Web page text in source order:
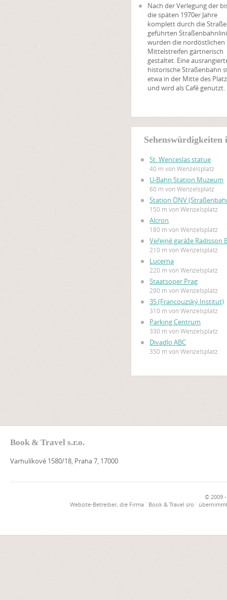
Nach der Verlegung der
die späten 1970er Jahre
komplett durch die Straße
geführten
wurden die nordöstlichen
Mittelstreifen gärtnerisch
gestaltet. Eine
historische Straßenbahn
etwa in der Mitte des
und wird als Café genutzt.
Sehenswürdigkeiten
St. Wenceslas statue
40 m von Wenzelsplatz
U-Bahn Station Muzeum
60 m von Wenzelsplatz
Station ÖNV
150 m von Wenzelsplatz
Alcron
180 m von Wenzelsplatz
Veřejné garáže Radisson
210 m von Wenzelsplatz
Lucerna
220 m von Wenzelsplatz
Staatsoper Prag
290 m von Wenzelsplatz
35 (Francouzský Institut)
310 m von Wenzelsplatz
Parking Centrum
330 m von Wenzelsplatz
Divadlo ABC
350 m von Wenzelsplatz
Book & Travel s.r.o.
Varhulíkové 1580/18, Praha 7, 17000
© 2009
Website-Betreiber, die Firma `Book & Travel sro`